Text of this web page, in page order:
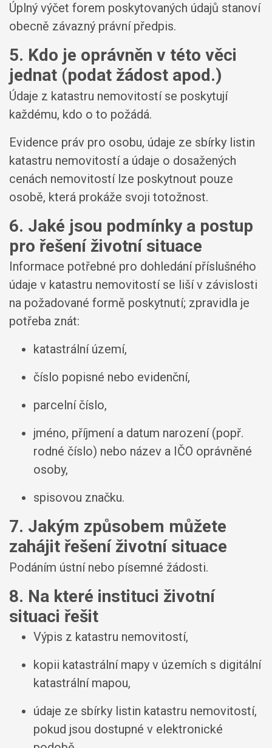
Úplný výčet forem poskytovaných údajů stanoví
obecně závazný právní předpis.
5. Kdo je oprávněn v této věci
jednat (podat žádost apod.)
Údaje z katastru nemovitostí se poskytují
každému, kdo o to požádá.
Evidence práv pro osobu, údaje ze sbírky listin
katastru nemovitostí a údaje o dosažených
cenách nemovitostí lze poskytnout pouze
osobě, která prokáže svoji totožnost.
6. Jaké jsou podmínky a postup
pro řešení životní situace
Informace potřebné pro dohledání příslušného
údaje v katastru nemovitostí se liší v závislosti
na požadované formě poskytnutí; zpravidla je
potřeba znát:
katastrální území,
číslo popisné nebo evidenční,
parcelní číslo,
jméno, příjmení a datum narození (popř.
rodné číslo) nebo název a IČO oprávněné
osoby,
spisovou značku.
7. Jakým způsobem můžete
zahájit řešení životní situace
Podáním ústní nebo písemné žádosti.
8. Na které instituci životní
situaci řešit
Výpis z katastru nemovitostí,
kopii katastrální mapy v územích s digitální
katastrální mapou,
údaje ze sbírky listin katastru nemovitostí,
pokud jsou dostupné v elektronické